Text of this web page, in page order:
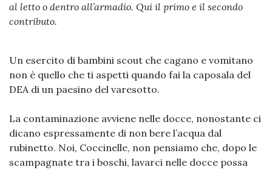
al letto o dentro all’armadio. Qui il primo e il secondo
contributo.
Un esercito di bambini scout che cagano e vomitano
non è quello che ti aspetti quando fai la caposala del
DEA di un paesino del varesotto.
La contaminazione avviene nelle docce, nonostante ci
dicano espressamente di non bere l’acqua dal
rubinetto. Noi, Coccinelle, non pensiamo che, dopo le
scampagnate tra i boschi, lavarci nelle docce possa